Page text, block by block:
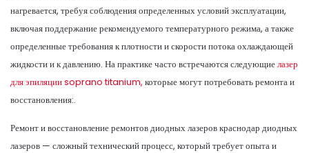
нагревается, требуя соблюдения определенных условий эксплуатации,
включая поддержание рекомендуемого температурного режима, а также
определенные требования к плотности и скорости потока охлаждающей
жидкости и к давлению. На практике часто встречаются следующиелазер
для эпиляции soprano titanium, которые могут потребовать ремонта и
восстановления:.
Ремонт и восстановление ремонтов диодных лазеров краснодар диодных
лазеров — сложный технический процесс, который требует опыта и